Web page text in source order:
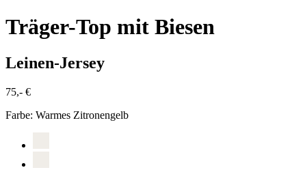
Träger-Top mit Biesen
Leinen-Jersey
75,- €
Farbe: Warmes Zitronengelb